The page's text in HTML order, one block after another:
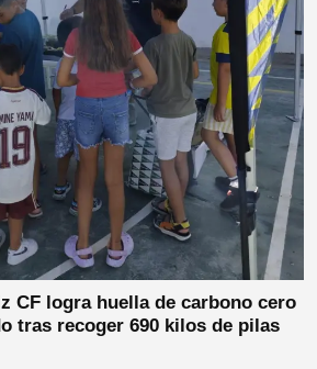
CF logra huella de carbono cero
tras recoger 690 kilos de pilas